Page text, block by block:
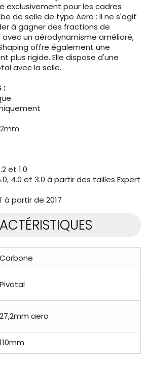
exclusivement pour les cadres
de selle de type Aero : Il ne s'agit
à gagner des fractions de
un aérodynamisme amélioré,
offre également une
plus rigide. Elle dispose d'une
avec la selle.
:
et 1.0
4.0 et 3.0 à partir des tailles Expert
à partir de 2017
Carbone
Pivotal
27,2mm aero
110mm